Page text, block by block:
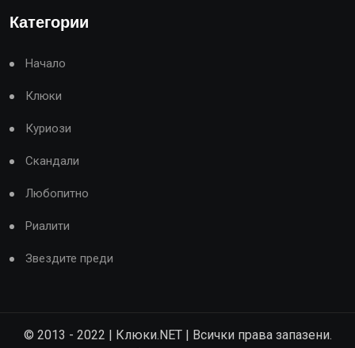
Категории
Начало
Клюки
Куриози
Скандали
Любопитно
Риалити
Звездите преди
© 2013 - 2022 | Клюки.NET | Всички права запазени.